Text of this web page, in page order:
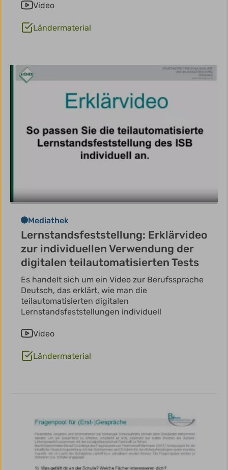
Video
Ländermaterial
Mediathek
Lernstandsfeststellung: Erklärvideo
zur individuellen Verwendung der
digitalen teilautomatisierten Tests
Es handelt sich um ein Video zur Berufssprache
Deutsch, das erklärt, wie man die
teilautomatisierten digitalen
Lernstandsfeststellungen individuell
Video
Ländermaterial